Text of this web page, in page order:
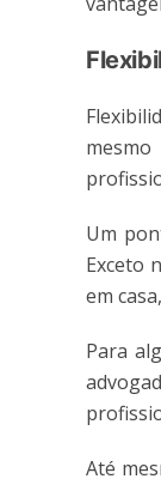
Um
Exceto
em
Para
Até